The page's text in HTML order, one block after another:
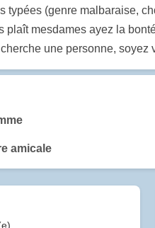
typées (genre malbaraise,
plaît mesdames ayez la
une personne,
amicale